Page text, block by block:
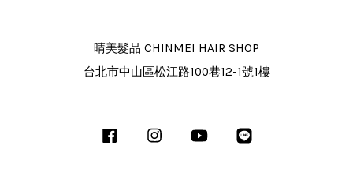
晴美髮品 CHINMEI HAIR SHOP
台北市中山區松江路100巷12-1號1樓
Facebook InstagramYouTube